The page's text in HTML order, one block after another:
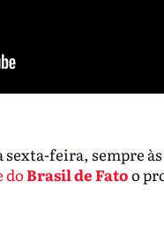
sexta-feira, sempre
doBrasil de Fatoo